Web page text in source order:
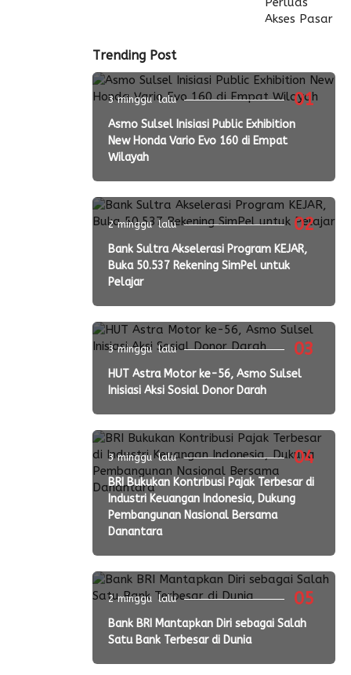
Trending Post
01
3 minggu lalu
Asmo Sulsel Inisiasi Public Exhibition
New Honda Vario Evo 160 di Empat
Wilayah
02
2 minggu lalu
Bank Sultra Akselerasi Program KEJAR,
Buka 50.537 Rekening SimPel untuk
Pelajar
03
3 minggu lalu
HUT Astra Motor ke-56, Asmo Sulsel
Inisiasi Aksi Sosial Donor Darah
04
3 minggu lalu
BRI Bukukan Kontribusi Pajak Terbesar di
Industri Keuangan Indonesia, Dukung
Pembangunan Nasional Bersama
Danantara
05
2 minggu lalu
Bank BRI Mantapkan Diri sebagai Salah
Satu Bank Terbesar di Dunia